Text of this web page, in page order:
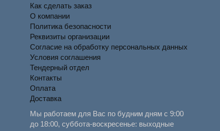
Как сделать заказ
О компании
Политика безопасности
Реквизиты организации
Согласие на обработку персональных данных
Условия соглашения
Тендерный отдел
Контакты
Оплата
Доставка
Мы работаем для Вас по будним дням с 9:00
до 18:00, суббота-воскресенье: выходные